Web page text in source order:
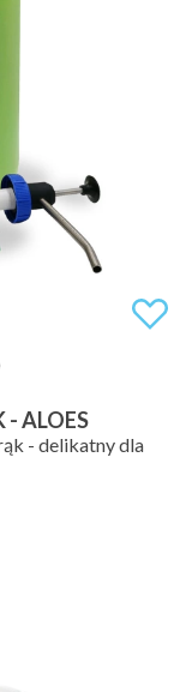
- ALOES
- delikatny dla